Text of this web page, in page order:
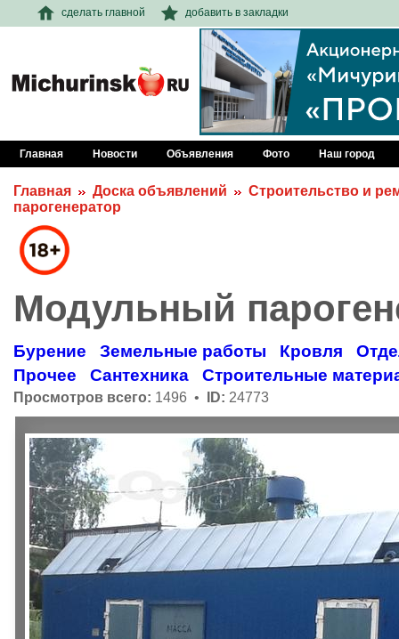
сделать главной добавить в закладки
Главная Новости Объявления Фото Наш город
Главная Доска объявлений
Строительство и
парогенератор
Модульный
Бурение Земельные работы Кровля
Прочее
Сантехника Строительные
Просмотров всего: 1496 • ID: 24773